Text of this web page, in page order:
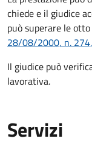
chiede e il giudice
può superare le
28/08/2000, n.
Il giudice può
lavorativa.
Servizi